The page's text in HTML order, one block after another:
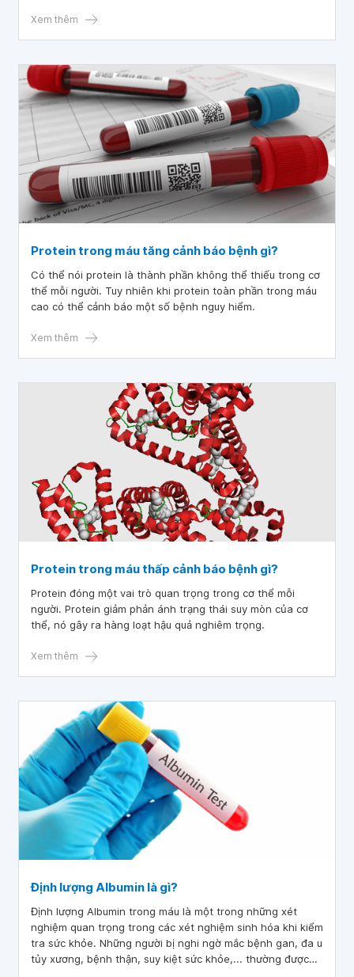
uric giảm xuống còn: 246 mmol/l, độ lọc cầu thận tăng lên:
Em tìm hiểu thì thuốc Ketosteril có tác dụng phụ làm tăng
calci máu nhưng vì tăng nhẹ nên không để ý. Sau 4 tháng
uống thuốc, độ lọc cầu thận đã giảm còn: 63 ml/ph/1.73m2,
axit uric đã giảm xuống: 257 mmol/l nhưng calci máu đã
tăng lên: 2.52 mmol/l. Vì để ý Ketosteril làm tăng calci máu
nên em đã dừng uống thuốc này được 2 tuần. Tuy vậy, có
vẻ calci máu em vẫn cao và em cảm thấy khát nước, khô
miệng nhiều. Bác sĩ cho em hỏi, nồng độ calci máu cao thì
phải làm sao? Có phải do calci máu cao nên ảnh hưởng
đến chức năng thận làm giảm độ lọc cầu thận?
Xem thêm
Protein trong máu tăng cảnh báo bệnh gì?
Có thể nói protein là thành phần không thể thiếu trong cơ
thể mỗi người. Tuy nhiên khi protein toàn phần trong máu
cao có thể cảnh báo một số bệnh nguy hiểm.
Xem thêm
Protein trong máu thấp cảnh báo bệnh gì?
Protein đóng một vai trò quan trọng trong cơ thể mỗi
người. Protein giảm phản ánh trạng thái suy mòn của cơ
thể, nó gây ra hàng loạt hậu quả nghiêm trọng.
Xem thêm
Định lượng Albumin là gì?
Định lượng Albumin trong máu là một trong những xét
nghiệm quan trọng trong các xét nghiệm sinh hóa khi kiểm
tra sức khỏe. Những người bị nghi ngờ mắc bệnh gan, đa u
tủy xương, bệnh thận, suy kiệt sức khỏe,... thường được